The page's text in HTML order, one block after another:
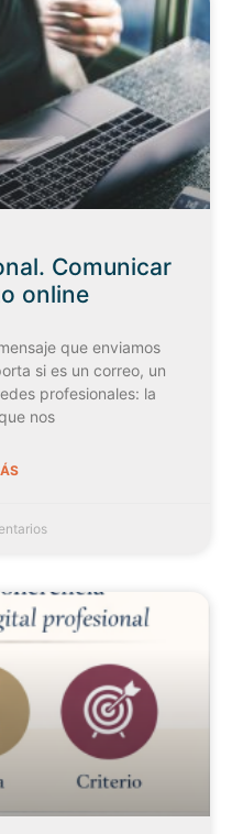
Comunicar
online
que enviamos
si es un correo, un
profesionales: la
nos